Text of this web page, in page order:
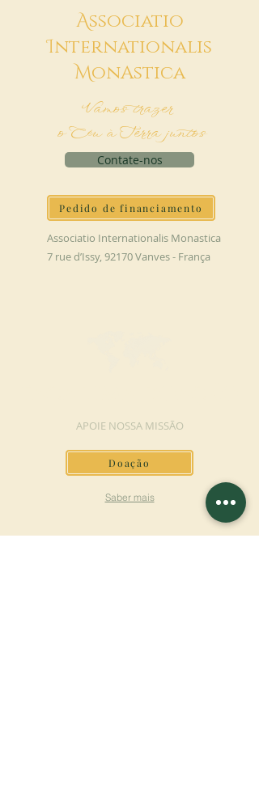
Associatio
Internationalis
MonAstica
Vamos trazer
o Céu à Terra juntos
Contate-nos
Pedido de financiamento
Associatio Internationalis Monastica
7 rue d’Issy, 92170 Vanves - França
APOIE NOSSA MISSÃO
Doação
Saber mais